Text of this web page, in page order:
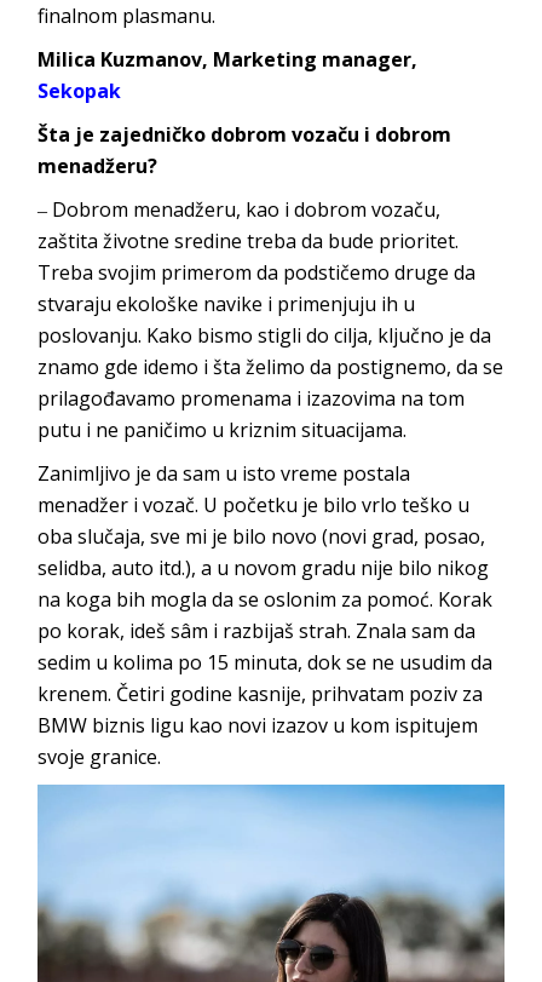
finalnom plasmanu.
Milica Kuzmanov, Marketing manager,
Sekopak
Šta je zajedničko dobrom vozaču i dobrom
menadžeru?
‒ Dobrom menadžeru, kao i dobrom vozaču,
zaštita životne sredine treba da bude prioritet.
Treba svojim primerom da podstičemo druge da
stvaraju ekološke navike i primenjuju ih u
poslovanju. Kako bismo stigli do cilja, ključno je da
znamo gde idemo i šta želimo da postignemo, da se
prilagođavamo promenama i izazovima na tom
putu i ne paničimo u kriznim situacijama.
Zanimljivo je da sam u isto vreme postala
menadžer i vozač. U početku je bilo vrlo teško u
oba slučaja, sve mi je bilo novo (novi grad, posao,
selidba, auto itd.), a u novom gradu nije bilo nikog
na koga bih mogla da se oslonim za pomoć. Korak
po korak, ideš sâm i razbijaš strah. Znala sam da
sedim u kolima po 15 minuta, dok se ne usudim da
krenem. Četiri godine kasnije, prihvatam poziv za
BMW biznis ligu kao novi izazov u kom ispitujem
svoje granice.